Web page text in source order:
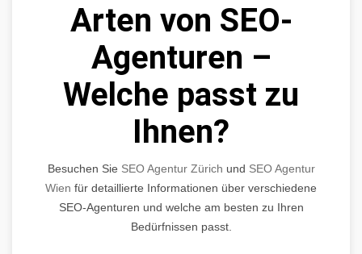
Arten von SEO-
Agenturen –
Welche passt zu
Ihnen?
Besuchen Sie SEO Agentur Zürich und SEO Agentur
Wien für detaillierte Informationen über verschiedene
SEO-Agenturen und welche am besten zu Ihren
Bedürfnissen passt.